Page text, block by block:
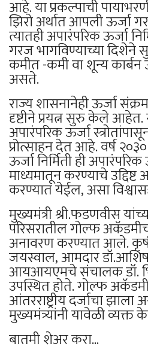
आहे. या प्रकल्पाची
झिरो अर्थात आपली ऊर्जा
त्यातही अपारंपरिक ऊर्जा
गरज भागविण्याच्या
कमीत -कमी वा शून्य कार्बन
असते.
राज्य शासनानेही ऊर्जा
दृष्टीने प्रयत्न सुरु केले आहेत.
अपारंपरिक ऊर्जा
प्रोत्साहन देत आहे. वर्ष
ऊर्जा निर्मिती ही अपारंपरिक
माध्यमातून करण्याचे
करण्यात येईल, असा
मुख्यमंत्री श्री.फडणवीस
परिसरातील गोल्फ
अनावरण करण्यात आले.
जयस्वाल, आमदार
आयआयएमचे संचालक डॉ.
उपस्थित होते. गोल्फ
आंतरराष्ट्रीय दर्जाचा झाला
मुख्यमंत्र्यांनी यावेळी व्यक्त
बातमी शेअर करा...